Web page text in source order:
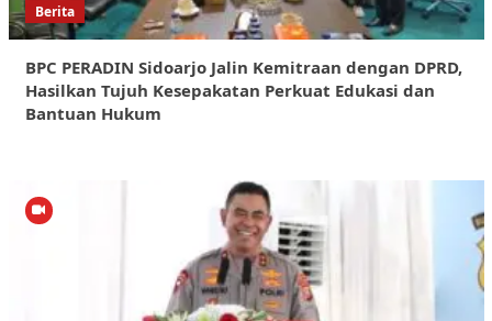
Berita
BPC PERADIN Sidoarjo Jalin Kemitraan dengan DPRD,
Hasilkan Tujuh Kesepakatan Perkuat Edukasi dan
Bantuan Hukum